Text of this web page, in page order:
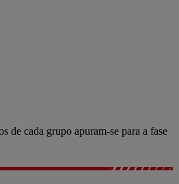
de cada grupo apuram-se para a fase